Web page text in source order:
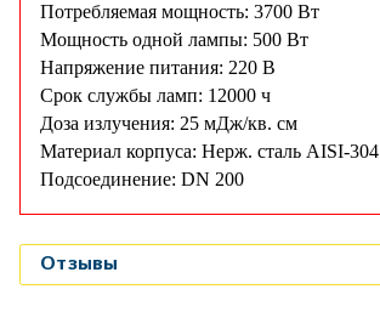
Потребляемая мощность: 3700 Вт
Мощность одной лампы: 500 Вт
Напряжение питания: 220 В
Срок службы ламп: 12000 ч
Доза излучения: 25 мДж/кв. см
Материал корпуса: Нерж. сталь AISI-304
Подсоединение: DN 200
Отзывы